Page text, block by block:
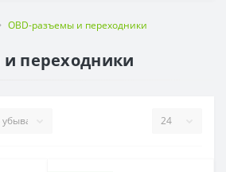
OBD-разъемы и переходники
переходники